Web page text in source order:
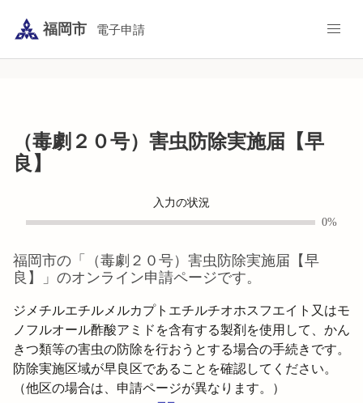
福岡市 電子申請
（毒劇２０号）害虫防除実施届【早
良】
入力の状況
0%
福岡市の「
（毒劇２０号）害虫防除実施届【早
良】
」のオンライン申請ページです。
ジメチルエチルメルカプトエチルチオホスフエイト又はモ
ノフルオール酢酸アミドを含有する製剤を使用して、かん
きつ類等の害虫の防除を行おうとする場合の手続きです。
防除実施区域が早良区であることを確認してください。
（他区の場合は、申請ページが異なります。）